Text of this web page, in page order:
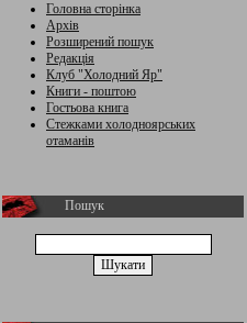
Головна сторінка
Архів
Розширений пошук
Редакція
Клуб "Холодний Яр"
Книги - поштою
Гостьова книга
Стежками холодноярських
отаманів
Пошук